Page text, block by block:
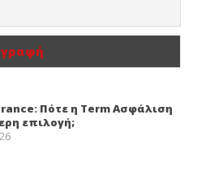
Πότε η Term Ασφάλιση
επιλογή;